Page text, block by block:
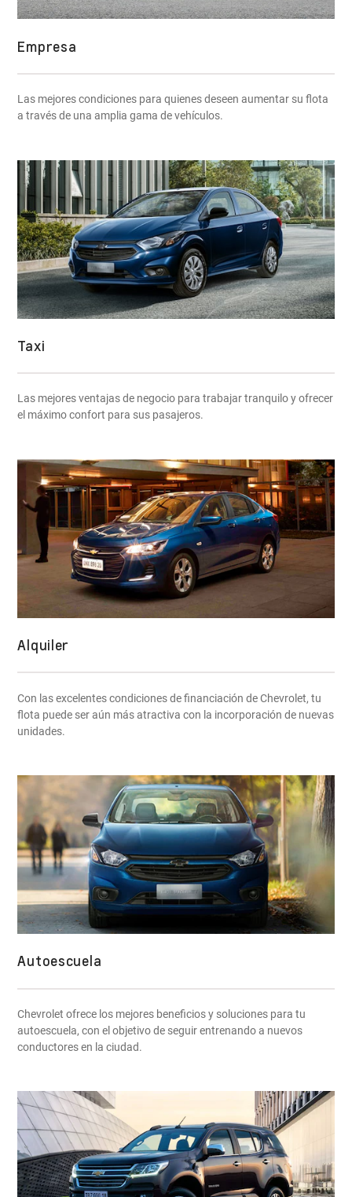
Empresa
Las mejores condiciones para quienes deseen aumentar su flota
a través de una amplia gama de vehículos.
Taxi
Las mejores ventajas de negocio para trabajar tranquilo y ofrecer
el máximo confort para sus pasajeros.
Alquiler
Con las excelentes condiciones de financiación de Chevrolet, tu
flota puede ser aún más atractiva con la incorporación de nuevas
unidades.
Autoescuela
Chevrolet ofrece los mejores beneficios y soluciones para tu
autoescuela, con el objetivo de seguir entrenando a nuevos
conductores en la ciudad.